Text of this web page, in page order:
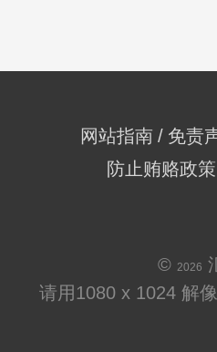
网站指南 免责
防止贿赂政策
© 2026
请用1080 x 1024 解